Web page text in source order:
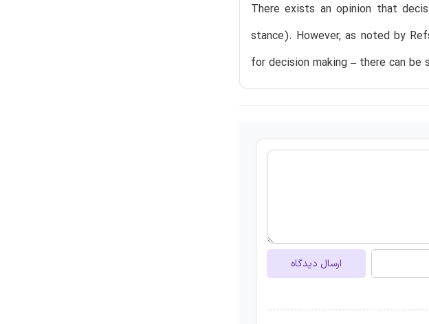
There exists an opinion that
stance). However, as noted by
for decision making – there can
ارسال دیدگاه